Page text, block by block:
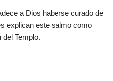
a Dios haberse curado de
explican este salmo como
del Templo.